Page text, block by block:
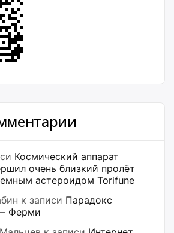
Космический аппарат
очень близкий пролёт
астероидом Torifune
к записи Парадокс
Ферми